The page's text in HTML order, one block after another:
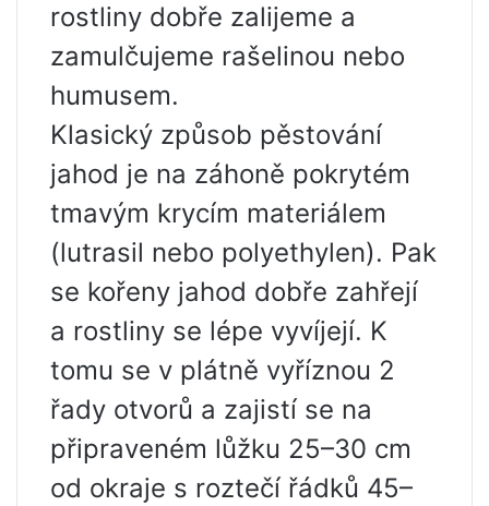
rostliny dobře zalijeme a
zamulčujeme rašelinou nebo
humusem.
Klasický způsob pěstování
jahod je na záhoně pokrytém
tmavým krycím materiálem
(lutrasil nebo polyethylen). Pak
se kořeny jahod dobře zahřejí
a rostliny se lépe vyvíjejí. K
tomu se v plátně vyříznou 2
řady otvorů a zajistí se na
připraveném lůžku 25–30 cm
od okraje s roztečí řádků 45–